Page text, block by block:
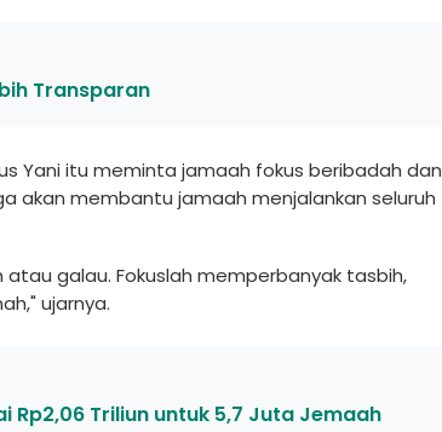
Transparan
Yani itu meminta jamaah fokus beribadah dan
akan membantu jamaah menjalankan seluruh
galau. Fokuslah memperbanyak tasbih,
ujarnya.
Rp2,06 Triliun untuk 5,7 Juta Jemaah